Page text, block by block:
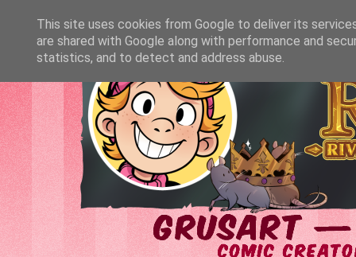
This site uses cookies from Google to deliver its
are shared with Google along with performance and
statistics, and to detect and address abuse.